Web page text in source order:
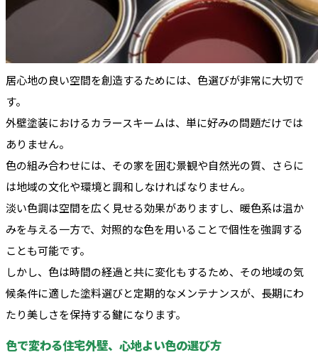
居心地の良い空間を創造するためには、色選びが非常に大切で
す。
外壁塗装におけるカラースキームは、単に好みの問題だけでは
ありません。
色の組み合わせには、その家を囲む景観や自然光の質、さらに
は地域の文化や環境と調和しなければなりません。
淡い色調は空間を広く見せる効果がありますし、暖色系は温か
みを与える一方で、対照的な色を用いることで個性を強調する
ことも可能です。
しかし、色は時間の経過と共に変化もするため、その地域の気
候条件に適した塗料選びと定期的なメンテナンスが、長期にわ
たり美しさを保持する鍵になります。
色で変わる住宅外壁、心地よい色の選び方